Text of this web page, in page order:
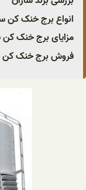
انواع برج خنک کن
مزایای برج خنک کن
فروش برج خنک کن